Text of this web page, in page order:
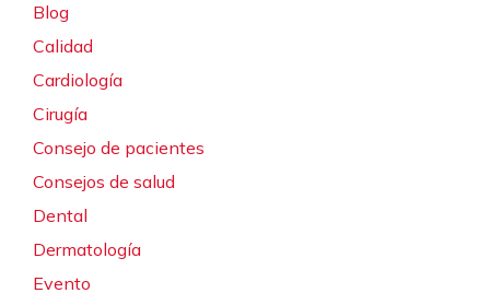
Blog
Calidad
Cardiología
Cirugía
Consejo de pacientes
Consejos de salud
Dental
Dermatología
Evento